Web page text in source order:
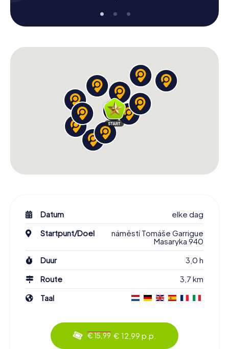
Datum
elke dag
Startpunt/Doel
náměstí Tomáše Garrigue
Masaryka 940
Duur
3,0 h
Route
3,7 km
Taal
€ 15,99 € 12,99 p.p.